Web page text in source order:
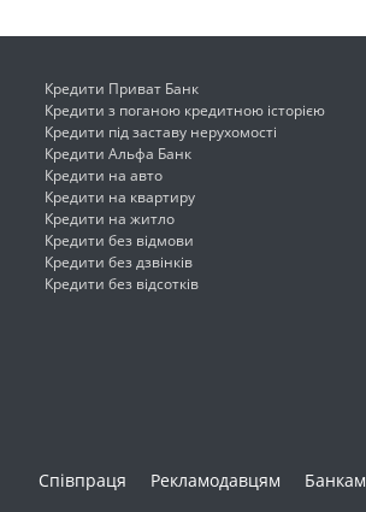
Кредити Приват Банк
Кредити з поганою кредитною історією
Кредити під заставу нерухомості
Кредити Альфа Банк
Кредити на авто
Кредити на квартиру
Кредити на житло
Кредити без відмови
Кредити без дзвінків
Кредити без відсотків
Співпраця Рекламодавцям Банкам